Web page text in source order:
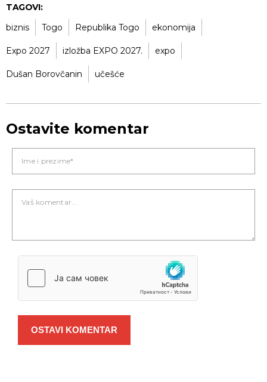
TAGOVI:
biznis
Togo Republika Togo ekonomija
Expo 2027 izložba EXPO 2027. expo
Dušan Borovčanin učešće
Ostavite komentar
OSTAVI KOMENTAR